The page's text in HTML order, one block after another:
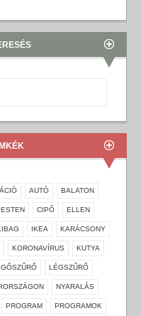
AUTÓ BALATON
CIPŐ ELLEN
IKEA KARÁCSONY
KORONAVÍRUS KUTYA
LÉGSZŰRŐ
NYARALÁS
PROGRAM PROGRAMOK